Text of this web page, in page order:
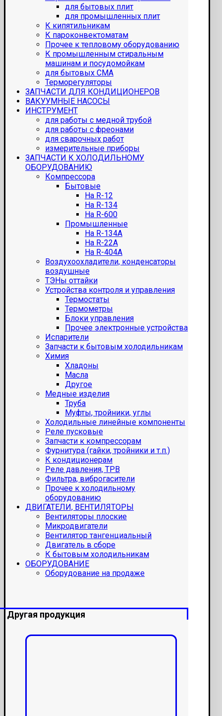
для бытовых плит
для промышленных плит
К кипятильникам
К пароконвектоматам
Прочее к тепловому оборудованию
К промышленным стиральным
машинам и посудомойкам
для бытовых СМА
Терморегуляторы
ЗАПЧАСТИ ДЛЯ КОНДИЦИОНЕРОВ
ВАКУУМНЫЕ НАСОСЫ
ИНСТРУМЕНТ
для работы с медной трубой
для работы с фреонами
для сварочных работ
измерительные приборы
ЗАПЧАСТИ К ХОЛОДИЛЬНОМУ
ОБОРУДОВАНИЮ
Компрессора
Бытовые
На R-12
На R-134
На R-600
Промышленные
На R-134A
На R-22A
На R-404A
Воздухоохладители, конденсаторы
воздушные
ТЭНы оттайки
Устройства контроля и управления
Термостаты
Термометры
Блоки управления
Прочее электронные устройства
Испарители
Запчасти к бытовым холодильникам
Химия
Хладоны
Масла
Другое
Медные изделия
Труба
Муфты, тройники, углы
Холодильные линейные компоненты
Реле пусковые
Запчасти к компрессорам
Фурнитура (гайки, тройники и т.п.)
К кондиционерам
Реле давления, ТРВ
Фильтра, виброгасители
Прочее к холодильному
оборудованию
ДВИГАТЕЛИ, ВЕНТИЛЯТОРЫ
Вентиляторы плоские
Микродвигатели
Вентилятор тангенциальный
Двигатель в сборе
К бытовым холодильникам
ОБОРУДОВАНИЕ
Оборудование на продаже
Другая продукция